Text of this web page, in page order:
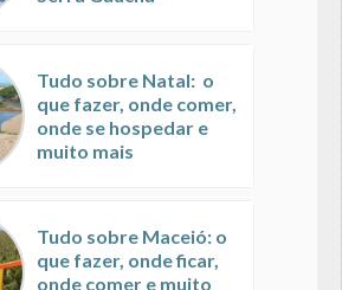
Tudo sobre Natal: o
que fazer, onde comer,
onde se hospedar e
muito mais
Tudo sobre Maceió: o
que fazer, onde ficar,
onde comer e muito